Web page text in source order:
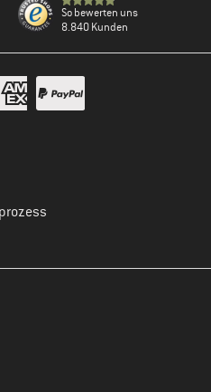
So bewerten uns
8.840 Kunden